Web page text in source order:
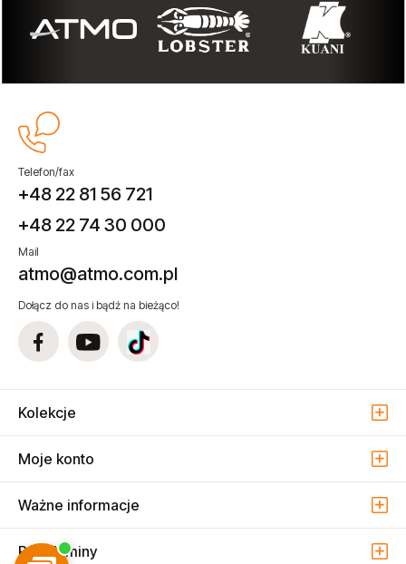
Telefon/fax
+48 22 81 56 721
+48 22 74 30 000
Mail
atmo@atmo.com.pl
Dołącz do nas i bądź na bieżąco!
Kolekcje
Moje konto
Ważne informacje
Regulaminy